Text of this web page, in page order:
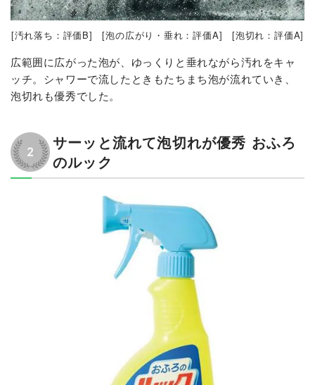
[汚れ落ち：評価B] [泡の広がり・垂れ：評価A] [泡切れ：評価A]
広範囲に広がった泡が、ゆっくりと垂れながら汚れをキャ
ッチ。シャワーで流したときもたちまち泡が流れていき、
泡切れも優秀でした。
サーッと流れて泡切れが優秀 おふろ
のルック